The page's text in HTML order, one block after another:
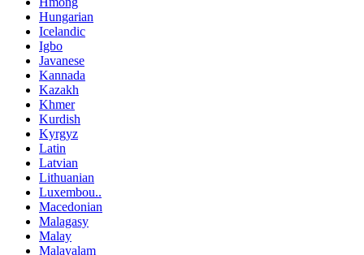
Hungarian
Icelandic
Igbo
Javanese
Kannada
Kazakh
Khmer
Kurdish
Kyrgyz
Latin
Latvian
Lithuanian
Luxembou..
Macedonian
Malagasy
Malay
Malayalam